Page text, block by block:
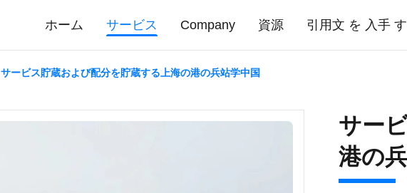
ホーム サービス Company 資源 引用文 を 入手
サービス貯蔵および配分を貯蔵する上海の港の兵站学中国
サー
港の